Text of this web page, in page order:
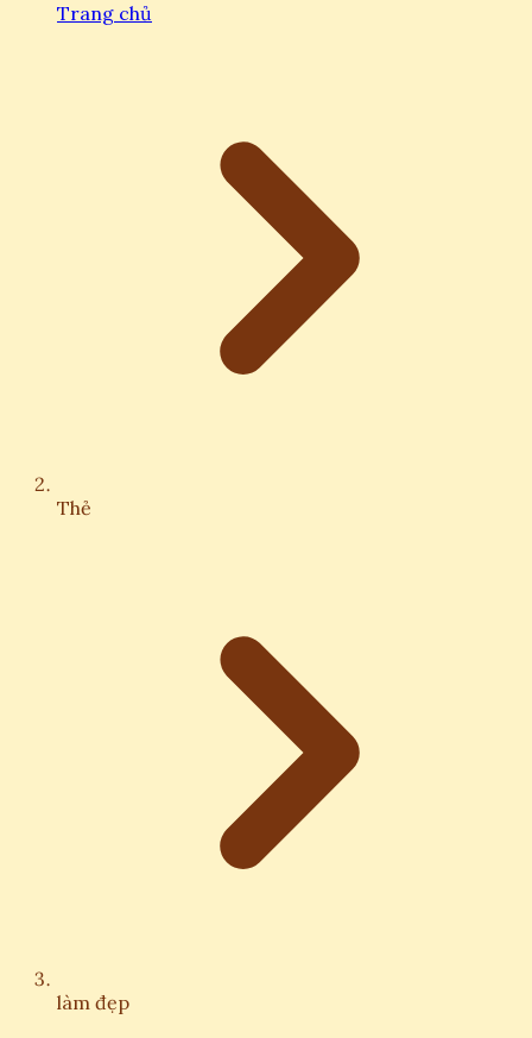
Trang chủ
Thẻ
làm đẹp